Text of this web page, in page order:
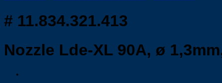
# 11.834.321.413
Nozzle Lde-XL 90A, ø